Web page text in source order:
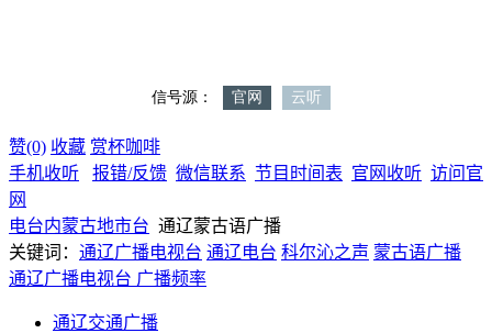
赞(0) 收藏 赏杯咖啡
手机收听
报错/反馈 微信联系 节目时间表 官网收听 访问官
网
电台内蒙古地市台 通辽蒙古语广播
关键词： 通辽广播电视台 通辽电台 科尔沁之声 蒙古语广播
通辽广播电视台 广播频率
通辽交通广播